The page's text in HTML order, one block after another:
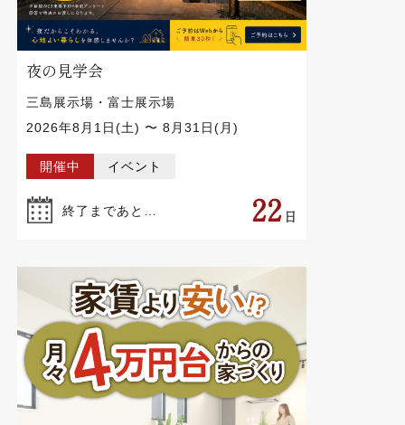
夜の見学会
三島展示場・富士展示場
2026年8月1日(土) 〜 8月31日(月)
開催中 イベント
終了まであと… 22 日